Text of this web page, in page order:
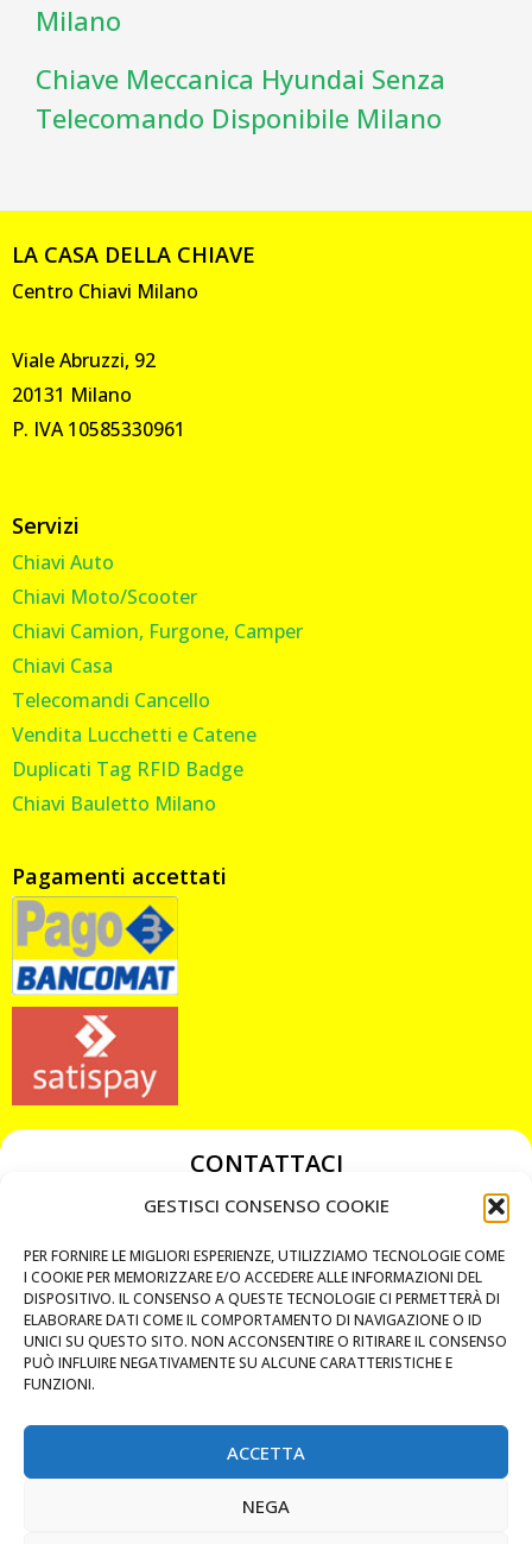
GESTISCI CONSENSO COOKIE
PER FORNIRE LE MIGLIORI ESPERIENZE, UTILIZZIAMO TECNOLOGIE COME
I COOKIE PER MEMORIZZARE E/O ACCEDERE ALLE INFORMAZIONI DEL
DISPOSITIVO. IL CONSENSO A QUESTE TECNOLOGIE CI PERMETTERÀ DI
ELABORARE DATI COME IL COMPORTAMENTO DI NAVIGAZIONE O ID
UNICI SU QUESTO SITO. NON ACCONSENTIRE O RITIRARE IL CONSENSO
PUÒ INFLUIRE NEGATIVAMENTE SU ALCUNE CARATTERISTICHE E
FUNZIONI.
ACCETTA
NEGA
Milano
Chiave Meccanica Hyundai Senza
Telecomando Disponibile Milano
LA CASA DELLA CHIAVE
Centro Chiavi Milano
Viale Abruzzi, 92
20131 Milano
P. IVA 10585330961
Servizi
Chiavi Auto
Chiavi Moto/Scooter
Chiavi Camion, Furgone, Camper
Chiavi Casa
Telecomandi Cancello
Vendita Lucchetti e Catene
Duplicati Tag RFID Badge
Chiavi Bauletto Milano
Pagamenti accettati
CONTATTACI
349 3863811
chiavicodificate@gmail.com
Privacy Policy
Cookie Policy
MAPS
CHIAMA ORA